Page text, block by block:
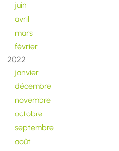
juin
avril
mars
février
2022
janvier
décembre
novembre
octobre
septembre
août